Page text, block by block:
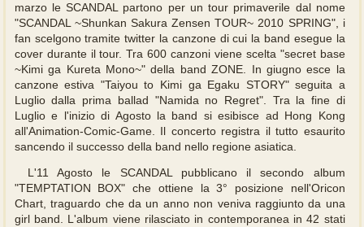
marzo le SCANDAL partono per un tour primaverile dal nome
"SCANDAL ~Shunkan Sakura Zensen TOUR~ 2010 SPRING", i
fan scelgono tramite twitter la canzone di cui la band esegue la
cover durante il tour. Tra 600 canzoni viene scelta "secret base
~Kimi ga Kureta Mono~" della band ZONE. In giugno esce la
canzone estiva "Taiyou to Kimi ga Egaku STORY" seguita a
Luglio dalla prima ballad "Namida no Regret". Tra la fine di
Luglio e l'inizio di Agosto la band si esibisce ad Hong Kong
all'Animation-Comic-Game. Il concerto registra il tutto esaurito
sancendo il successo della band nello regione asiatica.
L'11 Agosto le SCANDAL pubblicano il secondo album
"TEMPTATION BOX" che ottiene la 3° posizione nell'Oricon
Chart, traguardo che da un anno non veniva raggiunto da una
girl band. L'album viene rilasciato in contemporanea in 42 stati